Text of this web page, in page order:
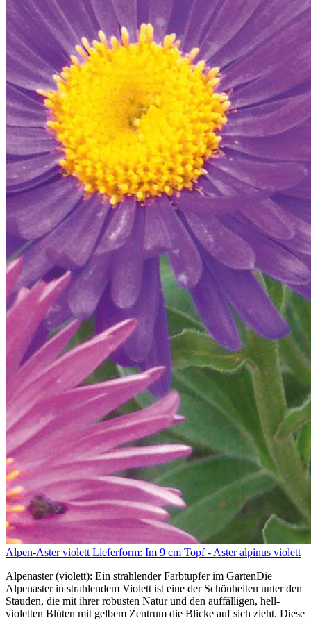
Alpen-Aster violett Lieferform: Im 9 cm Topf - Aster alpinus violett
Alpenaster (violett): Ein strahlender Farbtupfer im GartenDie
Alpenaster in strahlendem Violett ist eine der Schönheiten unter den
Stauden, die mit ihrer robusten Natur und den auffälligen, hell-
violetten Blüten mit gelbem Zentrum die Blicke auf sich zieht. Diese